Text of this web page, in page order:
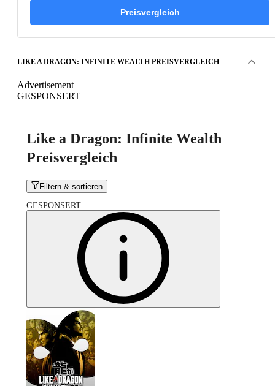
Preisvergleich
LIKE A DRAGON: INFINITE WEALTH PREISVERGLEICH
Advertisement
GESPONSERT
Like a Dragon: Infinite Wealth
Preisvergleich
Filtern & sortieren
GESPONSERT